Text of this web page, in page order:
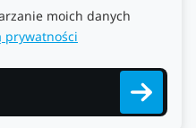
moich danych
prywatności